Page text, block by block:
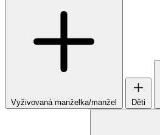
Vyživovaná manželka/manžel Děti